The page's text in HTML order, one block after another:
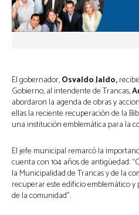
El gobernador,Osvaldo Jaldo,
Gobierno, al intendente de Trancas,
abordaron la agenda de obras y
ellas la reciente recuperación de la
una institución emblemática para la
El jefe municipal remarcó la
cuenta con 104 años de antigüedad:
la Municipalidad de Trancas y de la
recuperar este edificio emblemático
de la comunidad”.